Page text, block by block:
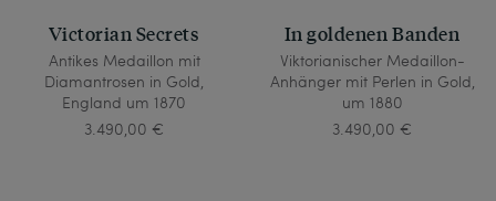
Victorian Secrets
Antikes Medaillon mit
Diamantrosen in Gold,
England um 1870
3.490,00 €
In goldenen Banden
Viktorianischer Medaillon-
Anhänger mit Perlen in Gold,
um 1880
3.490,00 €